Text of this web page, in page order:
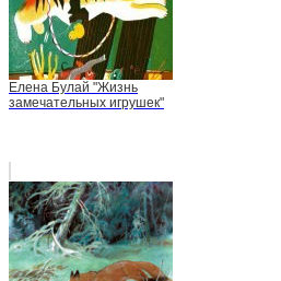
Елена Булай "Жизнь
замечательных игрушек"